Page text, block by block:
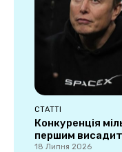
СТАТТІ
Конкуренція
першим
18 Липня 2026